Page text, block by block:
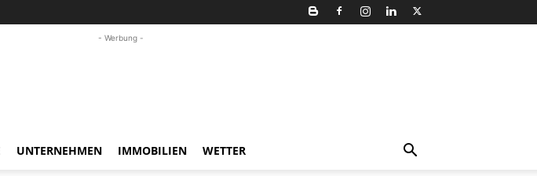
- Werbung -
UNTERNEHMEN IMMOBILIEN WETTER